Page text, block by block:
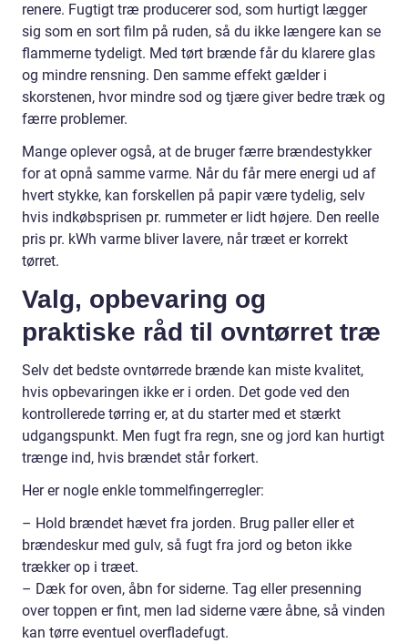
renere. Fugtigt træ producerer sod, som hurtigt lægger
sig som en sort film på ruden, så du ikke længere kan se
flammerne tydeligt. Med tørt brænde får du klarere glas
og mindre rensning. Den samme effekt gælder i
skorstenen, hvor mindre sod og tjære giver bedre træk og
færre problemer.
Mange oplever også, at de bruger færre brændestykker
for at opnå samme varme. Når du får mere energi ud af
hvert stykke, kan forskellen på papir være tydelig, selv
hvis indkøbsprisen pr. rummeter er lidt højere. Den reelle
pris pr. kWh varme bliver lavere, når træet er korrekt
tørret.
Valg, opbevaring og
praktiske råd til ovntørret træ
Selv det bedste ovntørrede brænde kan miste kvalitet,
hvis opbevaringen ikke er i orden. Det gode ved den
kontrollerede tørring er, at du starter med et stærkt
udgangspunkt. Men fugt fra regn, sne og jord kan hurtigt
trænge ind, hvis brændet står forkert.
Her er nogle enkle tommelfingerregler:
– Hold brændet hævet fra jorden. Brug paller eller et
brændeskur med gulv, så fugt fra jord og beton ikke
trækker op i træet.
– Dæk for oven, åbn for siderne. Tag eller presenning
over toppen er fint, men lad siderne være åbne, så vinden
kan tørre eventuel overfladefugt.